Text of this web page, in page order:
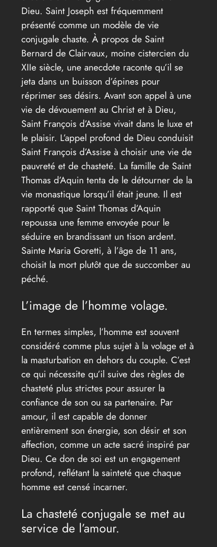
Dieu. Saint Joseph est fréquemment
présenté comme un modèle de vie
conjugale chaste. À propos de Saint
Bernard de Clairvaux, moine cistercien du
XIIe siècle, une anecdote raconte qu’il se
jeta dans un buisson d’épines pour
réprimer ses désirs. Avant son appel à une
vie de dévouement au Christ et à Dieu,
Saint François d’Assise vivait dans le luxe et
le plaisir. L’appel profond de Dieu conduisit
Saint François d’Assise à choisir une vie de
pauvreté et de chasteté. La famille de Saint
Thomas d’Aquin tenta de le détourner de la
vie monastique lorsqu’il était jeune. Il est
rapporté que Saint Thomas d’Aquin
repoussa une femme envoyée pour le
séduire en brandissant un tison ardent.
Sainte Maria Goretti, à l’âge de 11 ans,
choisit la mort plutôt que de succomber au
péché.
L’image de l’homme volage.
En termes simples, l’homme est souvent
considéré comme plus sujet à la volage et à
la masturbation en dehors du couple. C’est
ce qui nécessite qu’il suive des règles de
chasteté plus strictes pour assurer la
confiance de son ou sa partenaire. Par
amour, il est capable de donner
entièrement son énergie, son désir et son
affection, comme un acte sacré inspiré par
Dieu. Ce don de soi est un engagement
profond, reflétant la sainteté que chaque
homme est censé incarner.
La chasteté conjugale se met au
service de l’amour.